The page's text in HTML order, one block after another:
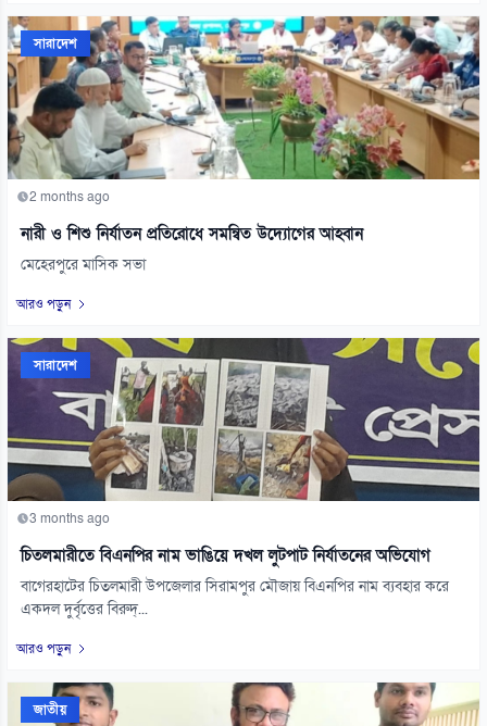
সারাদেশ
2 months ago
নারী ও শিশু নির্যাতন প্রতিরোধে সমন্বিত উদ্যোগের আহ্বান
মেহেরপুরে মাসিক সভা
আরও পড়ুন
সারাদেশ
3 months ago
চিতলমারীতে বিএনপির নাম ভাঙিয়ে দখল লুটপাট নির্যাতনের অভিযোগ
বাগেরহাটের চিতলমারী উপজেলার সিরামপুর মৌজায় বিএনপির নাম ব্যবহার করে
একদল দুর্বৃত্তের বিরুদ্...
আরও পড়ুন
জাতীয়